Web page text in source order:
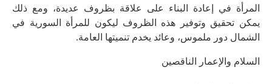
المرأة في إعادة البناء على علاقة بظروف عديدة، ومع ذلك
يمكن تحقيق وتوفير هذه الظروف ليكون للمرأة السورية في
الشمال دور ملموس، وعائد يخدم تنميتها العامة.
السلام والإعمار الناقصين